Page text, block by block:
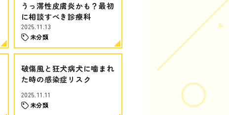
うっ滞性皮膚炎かも？最初
に相談すべき診療科
2025.11.13
未分類
破傷風と狂犬病犬に噛まれ
た時の感染症リスク
2025.11.11
未分類